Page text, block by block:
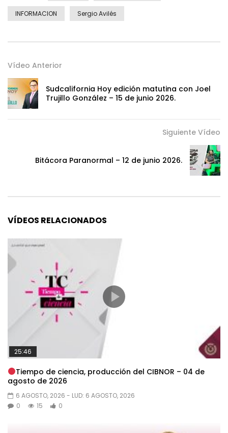
INFORMACION Sergio Avilés
Vídeo Anterior
Sudcalifornia Hoy edición matutina con Joel
Trujillo González – 15 de junio 2026.
Siguiente Vídeo
Bitácora Paranormal – 12 de junio 2026.
VÍDEOS RELACIONADOS
25:46
Tiempo de ciencia, producción del CIBNOR – 04 de
agosto de 2026
6 AGOSTO, 2026 - LUD: 6 AGOSTO, 2026
0
15 0